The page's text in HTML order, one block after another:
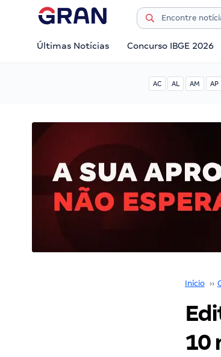
Últimas Notícias Concurso IBGE 2026
AC AL AM AP
Início ››
10